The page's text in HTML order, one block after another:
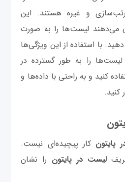
و غیره هستند. این
می‌دهند لیست‌ها را به صورت
با استفاده از این ویژگی‌ها
لیست‌ها را به طور گسترده در
کنید و به راحتی با داده‌ها و
کنید.
پایتون کار پیچیده‌ای نیست.
لیست در پایتون را نشان